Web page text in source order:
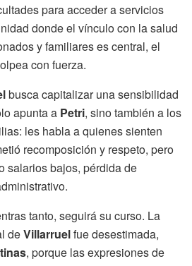
para acceder a servicios
donde el vínculo con la salud
y familiares es central, el
con fuerza.
busca capitalizar una sensibilidad
apunta a Petri, sino también a los
les habla a quienes sienten
recomposición y respeto, pero
salarios bajos, pérdida de
tanto, seguirá su curso. La
deVillarruelfue desestimada,
, porque las expresiones de